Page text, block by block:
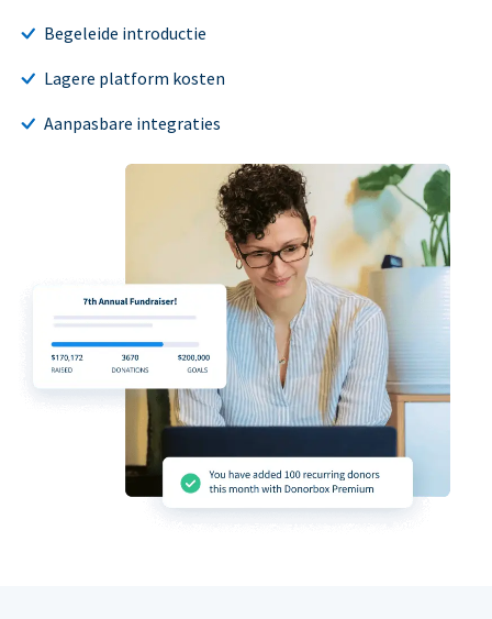
Begeleide introductie
Lagere platform kosten
Aanpasbare integraties